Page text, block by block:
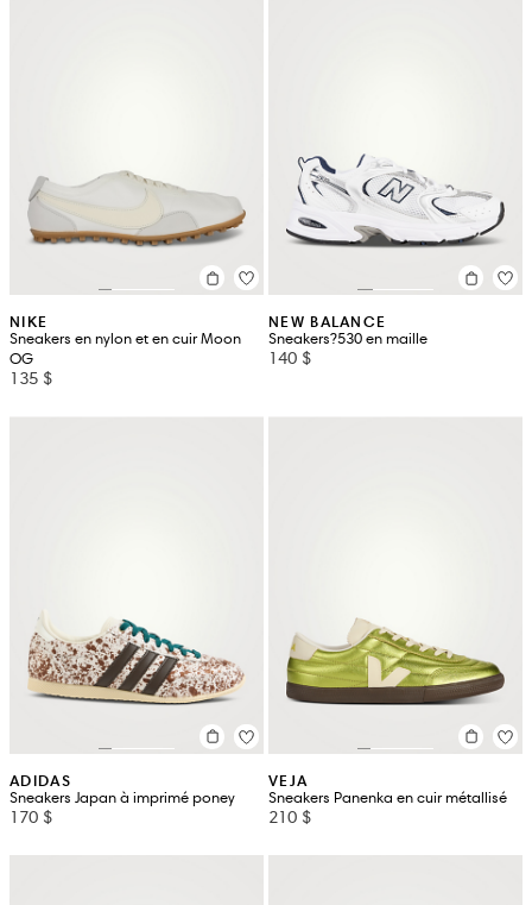
NIKE
Sneakers en nylon et en cuir Moon
OG
135 $
NEW BALANCE
Sneakers?530 en maille
140 $
ADIDAS
Sneakers Japan à imprimé poney
170 $
VEJA
Sneakers Panenka en cuir métallisé
210 $